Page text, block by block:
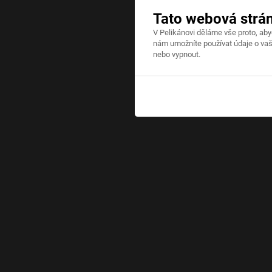
Tato webová
V Pelikánovi děláme vše proto,
nám umožníte používat údaje o
nebo vypnout.